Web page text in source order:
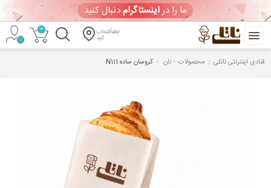
ما را دراینستاگرامدنبال کنید
لطفاً انتخاب
کنید
0
خرید
قنادی اینترنتی ناتلی :: محصولات نان کروسان ساده N111